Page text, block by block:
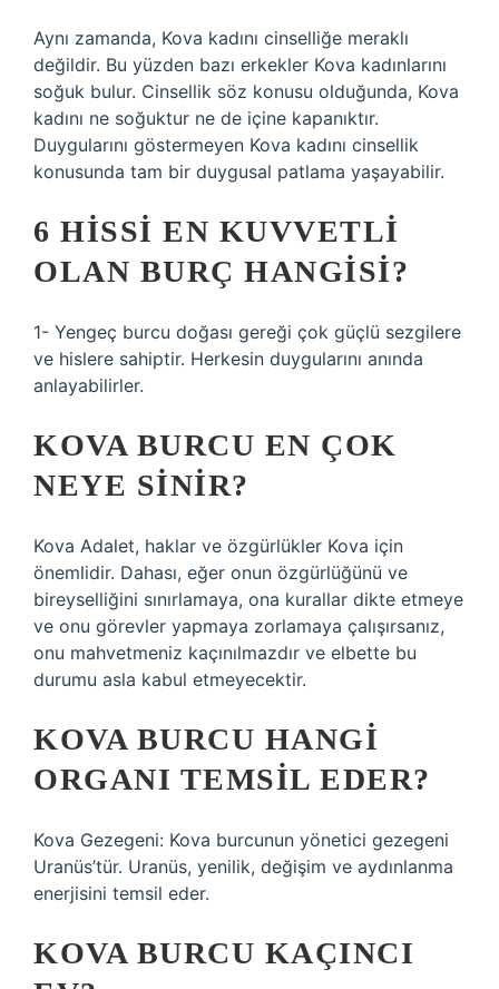
Aynı zamanda, Kova kadını cinselliğe meraklı
değildir. Bu yüzden bazı erkekler Kova kadınlarını
soğuk bulur. Cinsellik söz konusu olduğunda, Kova
kadını ne soğuktur ne de içine kapanıktır.
Duygularını göstermeyen Kova kadını cinsellik
konusunda tam bir duygusal patlama yaşayabilir.
6 HISSI EN KUVVETLI
OLAN BURÇ HANGISI?
1- Yengeç burcu doğası gereği çok güçlü sezgilere
ve hislere sahiptir. Herkesin duygularını anında
anlayabilirler.
KOVA BURCU EN ÇOK
NEYE SINIR?
Kova Adalet, haklar ve özgürlükler Kova için
önemlidir. Dahası, eğer onun özgürlüğünü ve
bireyselliğini sınırlamaya, ona kurallar dikte etmeye
ve onu görevler yapmaya zorlamaya çalışırsanız,
onu mahvetmeniz kaçınılmazdır ve elbette bu
durumu asla kabul etmeyecektir.
KOVA BURCU HANGI
ORGANI TEMSIL EDER?
Kova Gezegeni: Kova burcunun yönetici gezegeni
Uranüs’tür. Uranüs, yenilik, değişim ve aydınlanma
enerjisini temsil eder.
KOVA BURCU KAÇINCI